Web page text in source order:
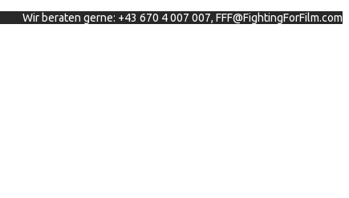
Wir beraten gerne: +43 670 4 007 007, FFF@FightingForFilm.com